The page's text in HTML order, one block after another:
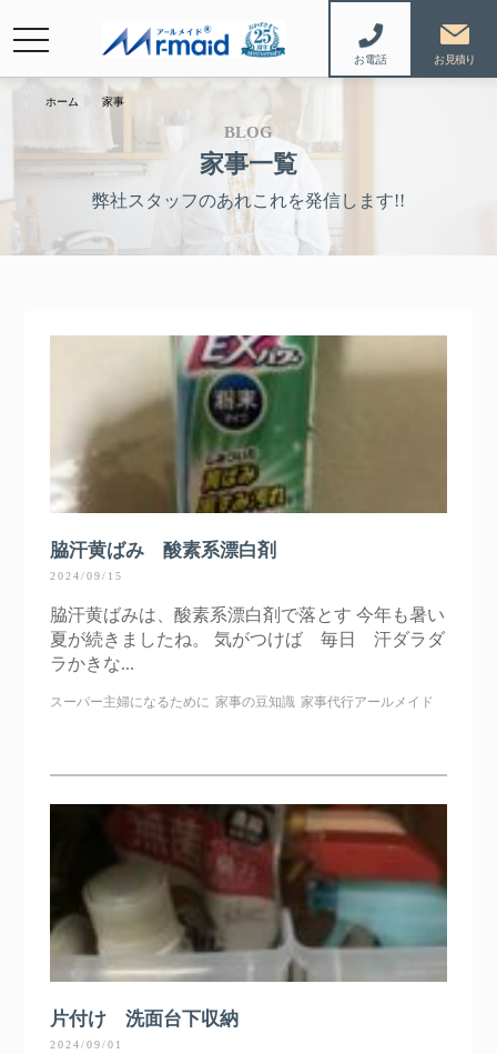
お電話
navigation
BLOG
家事一覧
弊社スタッフのあれこれを発信します!!
ホーム 家事
脇汗黄ばみ 酸素系漂白剤
2024/09/15
脇汗黄ばみは、酸素系漂白剤で落とす 今年も暑い
夏が続きましたね。 気がつけば 毎日 汗ダラダ
ラかきな...
スーパー主婦になるために 家事の豆知識 家事代行アールメイド
片付け 洗面台下収納
2024/09/01